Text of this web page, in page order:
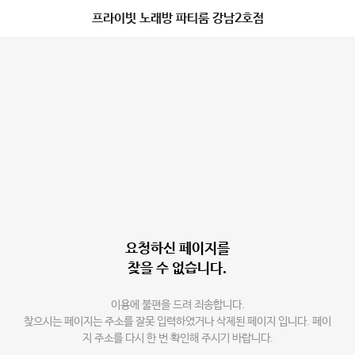
프라이빗 노래방 파티룸 강남2호점
요청하신 페이지를
찾을 수 없습니다.
이용에 불편을 드려 죄송합니다.
찾으시는 페이지는 주소를 잘못 입력하였거나 삭제된 페이지 입니다. 페이
지 주소를 다시 한 번 확인해 주시기 바랍니다.